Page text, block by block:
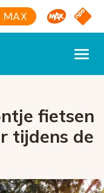
Omroep
NPO
fietsen
tijdens de